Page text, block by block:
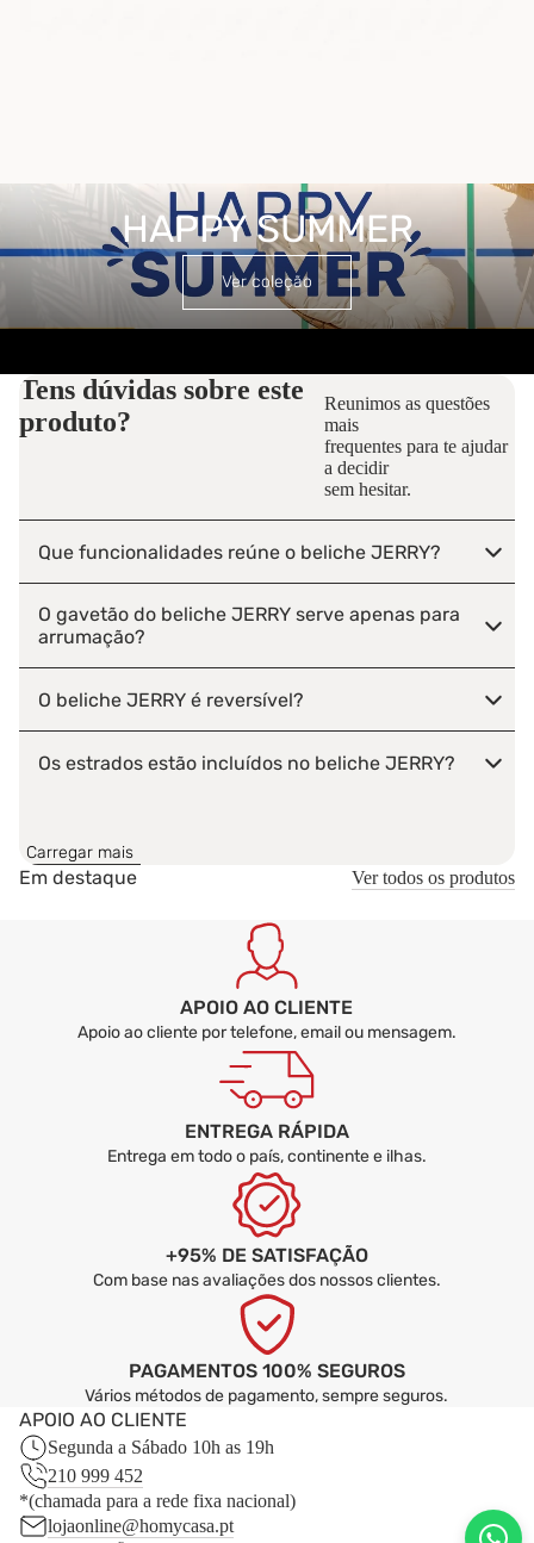
HAPPY SUMMER
HAPPY SUMMER
Ver coleção
Tens dúvidas sobre este
produto?
Reunimos as questões
mais
frequentes para te ajudar
a decidir
sem hesitar.
Que funcionalidades reúne o beliche JERRY?
O gavetão do beliche JERRY serve apenas para
arrumação?
O beliche JERRY é reversível?
Os estrados estão incluídos no beliche JERRY?
beliche JERRY seguro?
Carregar mais
Em destaque Ver todos os produtos
APOIO AO CLIENTE
Apoio ao cliente por telefone, email ou mensagem.
ENTREGA RÁPIDA
Entrega em todo o país, continente e ilhas.
+95% DE SATISFAÇÃO
Com base nas avaliações dos nossos clientes.
PAGAMENTOS 100% SEGUROS
Vários métodos de pagamento, sempre seguros.
APOIO AO CLIENTE
Segunda a Sábado 10h as 19h
210 999 452
*(chamada para a rede fixa nacional)
lojaonline@homycasa.pt